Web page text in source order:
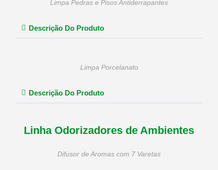
Limpa Pedras e Pisos Antiderrapantes
Descrição Do Produto
Limpa Porcelanato
Descrição Do Produto
Linha Odorizadores de Ambientes
Difusor de Aromas com 7 Varetas